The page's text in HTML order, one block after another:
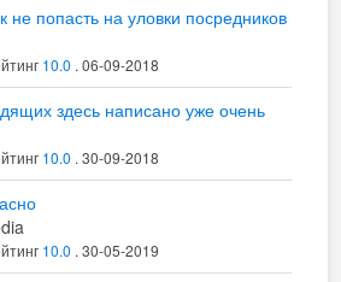
не попасть на уловки посредников
.
10.0 . 06-09-2018
здесь написано уже очень
хочу вставить несколько строк
и опыта общения с
10.0 . 30-09-2018
10.0 . 30-05-2019